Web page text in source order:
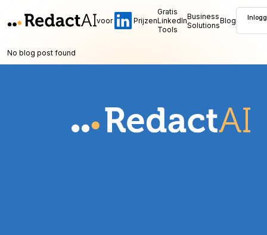
voor Prijzen
Gratis
LinkedIn
Tools
Business
SolutionsBlog
No blog post found